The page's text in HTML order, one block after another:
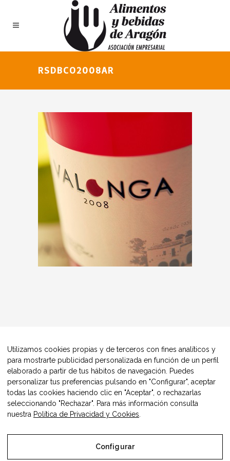
RSDBCO2008AR
© Copyright Alimentos Made in Aragón y AIAA
Utilizamos cookies propias y de terceros con fines analíticos y
para mostrarte publicidad personalizada en función de un perfil
elaborado a partir de tus hábitos de navegación. Puedes
personalizar tus preferencias pulsando en "Configurar", aceptar
todas las cookies haciendo clic en "Aceptar", o rechazarlas
seleccionando "Rechazar". Para más información consulta
nuestra Política de Privacidad y Cookies
Configurar